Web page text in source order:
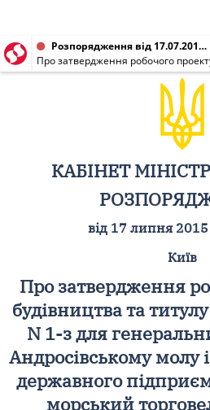
Розпорядження від 17.07.2015 № 749-р